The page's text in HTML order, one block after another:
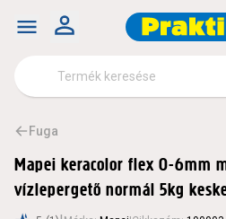
Fuga
Mapei keracolor flex 0-6mm
vízlepergető normál 5kg